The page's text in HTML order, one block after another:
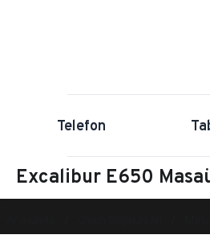
Telefon
Excalibur E650